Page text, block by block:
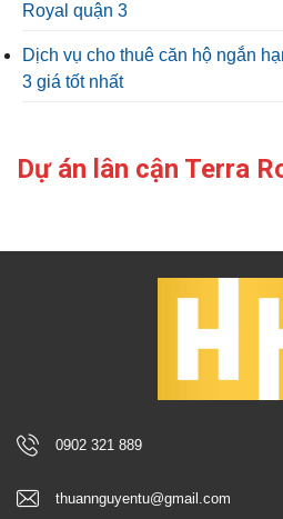
Royal quận 3
Dịch vụ cho thuê căn hộ ngắn
3 giá tốt nhất
Dự án lân cận Terra
0902 321 889
thuannguyentu@gmail.com